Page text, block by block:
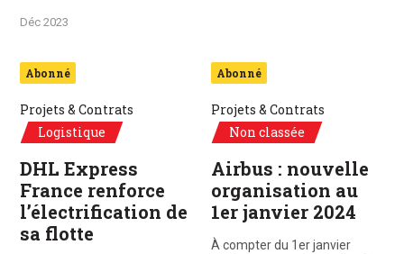
Déc 2023
Abonné
Projets & Contrats
Logistique
DHL Express
France renforce
l’électrification de
sa flotte
Abonné
Projets & Contrats
Non classée
Airbus : nouvelle
organisation au
1er janvier 2024
À compter du 1er janvier